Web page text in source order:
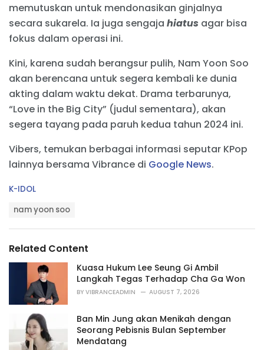
memutuskan untuk mendonasikan ginjalnya
secara sukarela. Ia juga sengaja hiatus agar bisa
fokus dalam operasi ini.
Kini, karena sudah berangsur pulih, Nam Yoon Soo
akan berencana untuk segera kembali ke dunia
akting dalam waktu dekat. Drama terbarunya,
“Love in the Big City” (judul sementara), akan
segera tayang pada paruh kedua tahun 2024 ini.
Vibers, temukan berbagai informasi seputar KPop
lainnya bersama Vibrance di Google News.
C
r
i
K-IDOL
:
nam yoon soo
Related Content
Kuasa Hukum Lee Seung Gi Ambil
Langkah Tegas Terhadap Cha Ga Won
BY VIBRANCEADMIN AUGUST 7, 2026
Ban Min Jung akan Menikah dengan
Seorang Pebisnis Bulan September
Mendatang